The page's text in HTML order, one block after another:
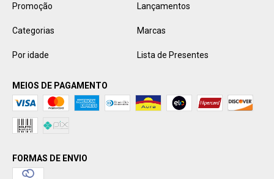
Promoção Lançamentos
Categorias Marcas
Por idade Lista de Presentes
MEIOS DE PAGAMENTO
FORMAS DE ENVIO